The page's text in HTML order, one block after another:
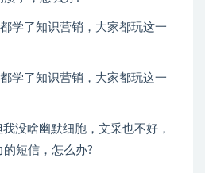
学了知识营销，大家都玩这一
学了知识营销，大家都玩这一
没啥幽默细胞，文采也不好，
短信，怎么办?